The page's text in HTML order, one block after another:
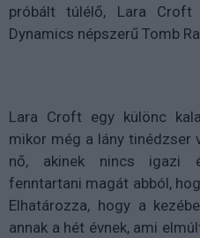
próbált túlélő, Lara Croft
Dynamics népszerű Tomb
Lara Croft egy különc
mikor még a lány tinédzser
nő, akinek nincs igazi
fenntartani magát abból,
Elhatározza, hogy a
annak a hét évnek, ami